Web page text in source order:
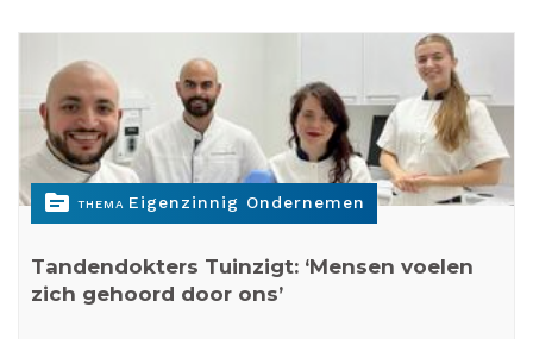
topic THEMA Eigenzinnig Ondernemen
Tandendokters Tuinzigt: ‘Mensen voelen
zich gehoord door ons’